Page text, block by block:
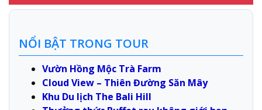
NỔI BẬT TRONG TOUR
Vườn Hồng Mộc Trà Farm
Cloud View – Thiên Đường Săn Mây
Khu Du lịch The Bali Hill